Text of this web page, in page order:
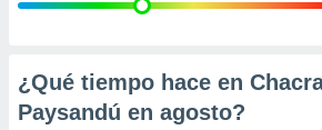
e
mediante
¿Qué tiempo hace en
Paysandú en agosto?